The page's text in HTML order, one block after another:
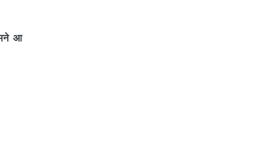
आ